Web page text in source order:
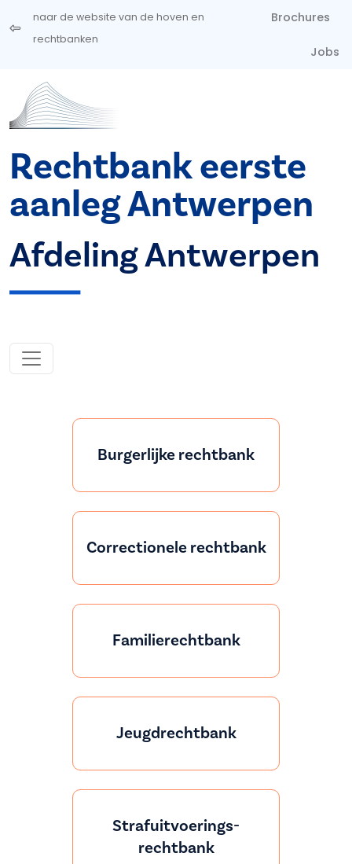
Overslaan en naar de inhoud gaan
naar de website van de hoven en
rechtbanken
Brochures
Jobs
Rechtbank eerste
aanleg Antwerpen
Afdeling Antwerpen
Burgerlijke rechtbank
Correctionele rechtbank
Familierechtbank
Jeugdrechtbank
Strafuitvoerings-
rechtbank